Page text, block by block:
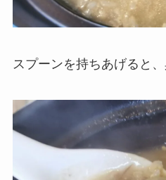
スプーンを持ちあげると、